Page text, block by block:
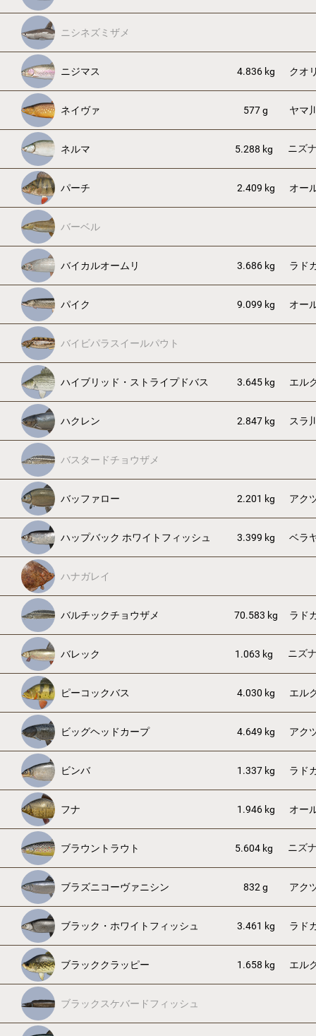
ニシネズミザメ
ニジマス 4.836 kg クオ
ネイヴァ 577 g ヤマ
ネルマ 5.288 kg ニズ
パーチ 2.409 kg オー
バーベル
バイカルオームリ 3.686 kg ラド
パイク 9.099 kg オー
バイビパラスイールパウト
ハイブリッド・ストライプドバス 3.645 kg エル
ハクレン 2.847 kg スラ
バスタードチョウザメ
バッファロー 2.201 kg アク
ハップバック ホワイトフィッシュ 3.399 kg ベラ
ハナガレイ
バルチックチョウザメ 70.583 kg ラド
バレック 1.063 kg ニズ
ピーコックバス 4.030 kg エル
ビッグヘッドカープ 4.649 kg アク
ビンバ 1.337 kg ラド
フナ 1.946 kg オー
ブラウントラウト 5.604 kg ニズ
ブラズニコーヴァニシン 832 g アク
ブラック・ホワイトフィッシュ 3.461 kg ラド
ブラッククラッピー 1.658 kg エル
ブラックスケバードフィッシュ